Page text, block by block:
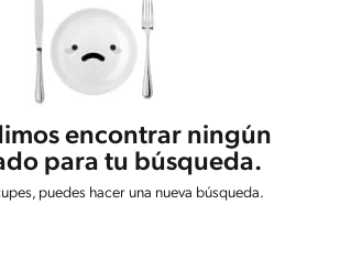
encontrar ningún
para tu búsqueda.
puedes hacer una nueva búsqueda.